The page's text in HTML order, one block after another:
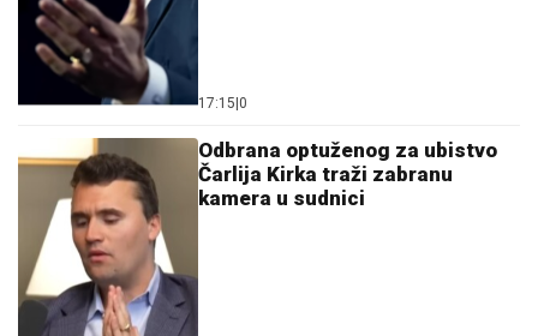
17:15 0
Odbrana optuženog za ubistvo
Čarlija Kirka traži zabranu
kamera u sudnici